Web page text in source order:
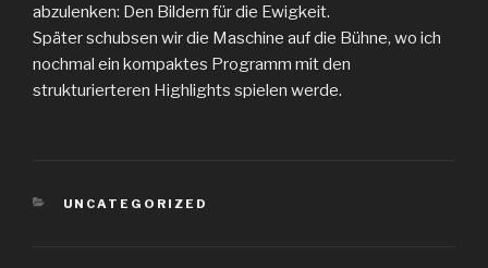
abzulenken: Den Bildern für die Ewigkeit.
Später schubsen wir die Maschine auf die Bühne, wo ich
nochmal ein kompaktes Programm mit den
strukturierteren Highlights spielen werde.
KATEGORIEN
UNCATEGORIZED